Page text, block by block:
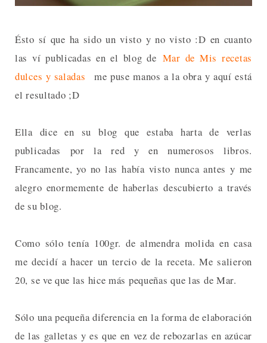
Ésto sí que ha sido un visto y no visto :D en cuanto
las ví publicadas en el blog de Mar de Mis recetas
dulces y saladas me puse manos a la obra y aquí está
el resultado ;D
Ella dice en su blog que estaba harta de verlas
publicadas por la red y en numerosos libros.
Francamente, yo no las había visto nunca antes y me
alegro enormemente de haberlas descubierto a través
de su blog.
Como sólo tenía 100gr. de almendra molida en casa
me decidí a hacer un tercio de la receta. Me salieron
20, se ve que las hice más pequeñas que las de Mar.
Sólo una pequeña diferencia en la forma de elaboración
de las galletas y es que en vez de rebozarlas en azúcar